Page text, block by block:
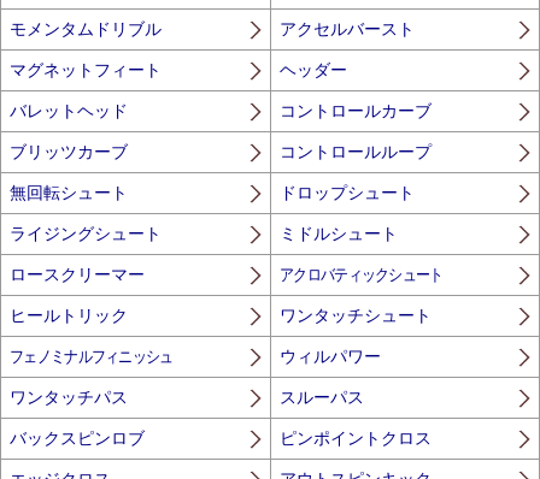
モメンタムドリブル アクセルバースト
マグネットフィート ヘッダー
バレットヘッド コントロールカーブ
ブリッツカーブ コントロールループ
無回転シュート ドロップシュート
ライジングシュート ミドルシュート
ロースクリーマー アクロバティックシュート
ヒールトリック ワンタッチシュート
フェノミナルフィニッシュ ウィルパワー
ワンタッチパス スルーパス
バックスピンロブ ピンポイントクロス